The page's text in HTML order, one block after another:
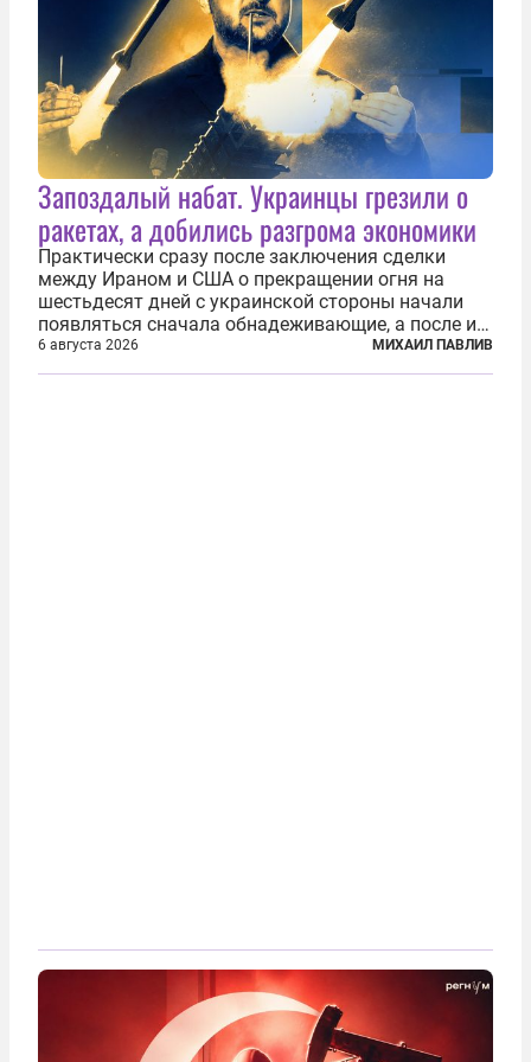
Запоздалый набат. Украинцы грезили о
ракетах, а добились разгрома экономики
Практически сразу после заключения сделки
между Ираном и США о прекращении огня на
шестьдесят дней с украинской стороны начали
появляться сначала обнадеживающие, а после и
вовсе бравурные заявления про некий «перелом»
в войне. Вероятно, в сознании первых лиц
6 августа 2026 МИХАИЛ ПАВЛИВ